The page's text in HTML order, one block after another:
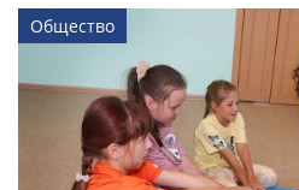
Общество